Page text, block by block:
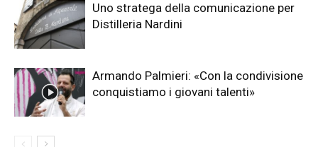
Uno stratega della comunicazione per
Distilleria Nardini
Armando Palmieri: «Con la condivisione
conquistiamo i giovani talenti»